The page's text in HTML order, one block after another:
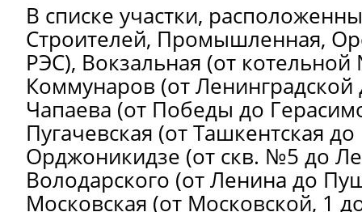
В списке участки,
Строителей, Промышленная,
РЭС), Вокзальная (от
Коммунаров (от Ленинградской
Чапаева (от Победы до
Пугачевская (от Ташкентская до
Орджоникидзе (от скв. №5 до
Володарского (от Ленина до
Московская (от Московской, 1